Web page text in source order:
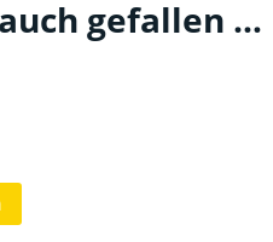
gefallen …
Dieses